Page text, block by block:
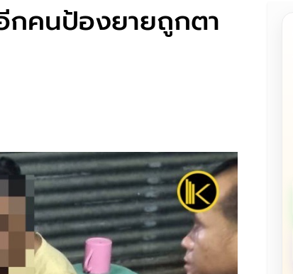
กคนป้องยายถูกตา